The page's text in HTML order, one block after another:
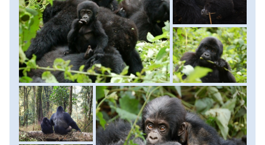
faluban iskolalátogatással, kiskorház megtekintésével, helyi
alkoholos főzetek kipróbálásával, stb. Vacsorára a faluba
megyünk egy kis helyi étterembe, vagy pedig utcai ételeket
próbálunk ki. Ugyanaz, mint a tegnapi szállás, viszont csak
reggelivel.